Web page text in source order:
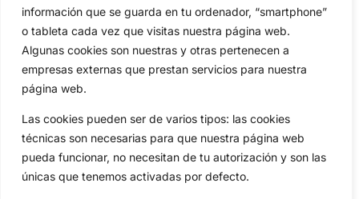
información que se guarda en tu ordenador, “smartphone”
o tableta cada vez que visitas nuestra página web.
Algunas cookies son nuestras y otras pertenecen a
empresas externas que prestan servicios para nuestra
página web.
Las cookies pueden ser de varios tipos: las cookies
técnicas son necesarias para que nuestra página web
pueda funcionar, no necesitan de tu autorización y son las
únicas que tenemos activadas por defecto.
Circuitos
Especiales
Vídeos
De Interés
Compañía
Aviso Legal
Política de Privacidad
Política de Cookies
Publicidad
Newsletters